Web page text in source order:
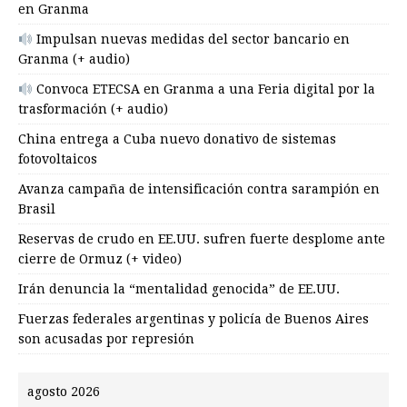
en Granma
Impulsan nuevas medidas del sector bancario en
Granma (+ audio)
Convoca ETECSA en Granma a una Feria digital por la
trasformación (+ audio)
China entrega a Cuba nuevo donativo de sistemas
fotovoltaicos
Avanza campaña de intensificación contra sarampión en
Brasil
Reservas de crudo en EE.UU. sufren fuerte desplome ante
cierre de Ormuz (+ video)
Irán denuncia la “mentalidad genocida” de EE.UU.
Fuerzas federales argentinas y policía de Buenos Aires
son acusadas por represión
agosto 2026